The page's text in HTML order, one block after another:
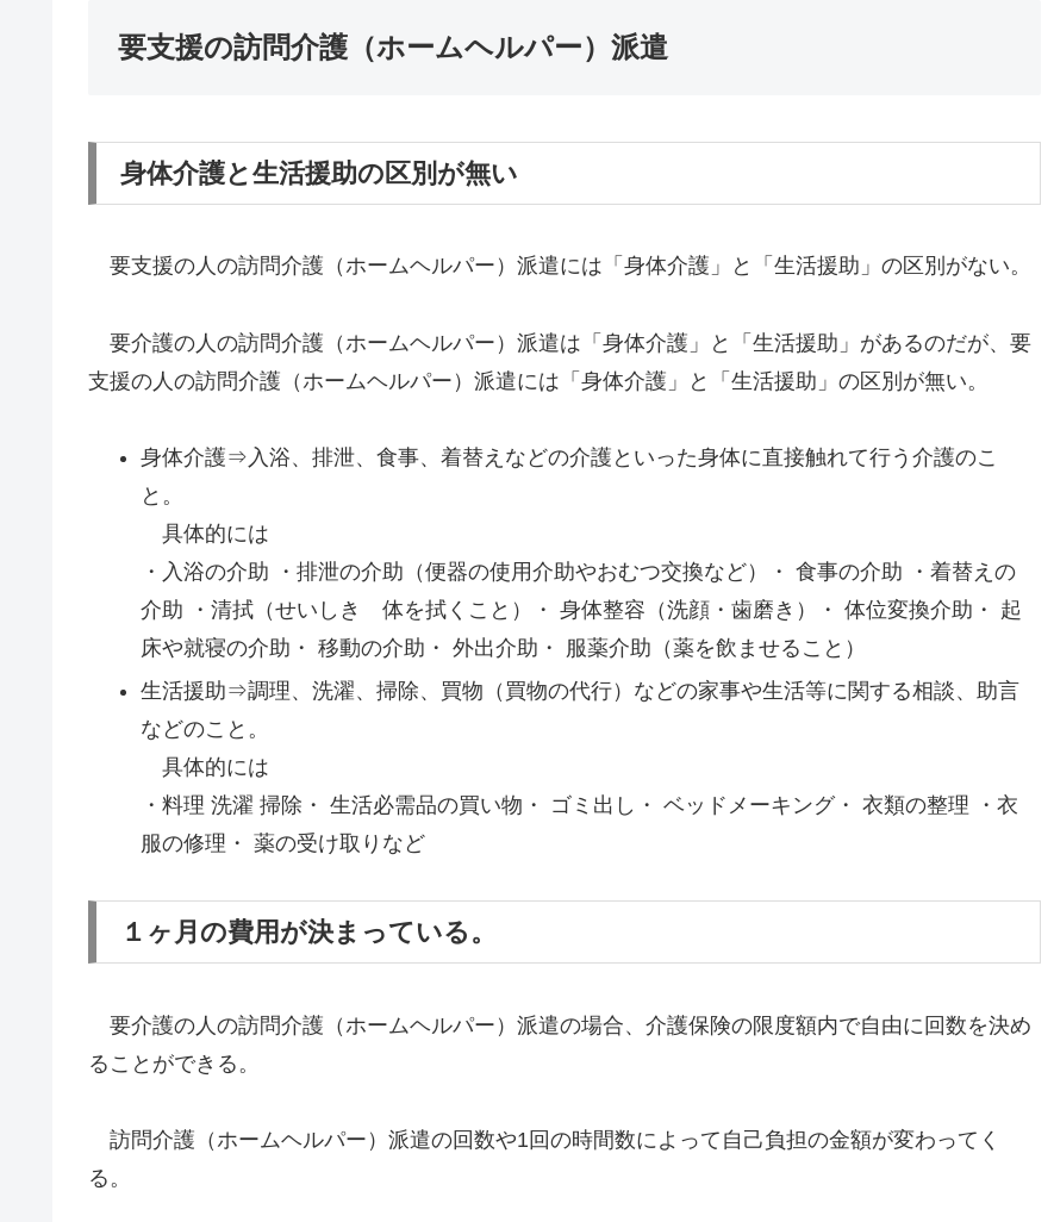
要支援の訪問介護（ホームヘルパー）派遣
身体介護と生活援助の区別が無い
要支援の人の訪問介護（ホームヘルパー）派遣には「身体介護」と「生活援助」の区別がない。
要介護の人の訪問介護（ホームヘルパー）派遣は「身体介護」と「生活援助」があるのだが、要
支援の人の訪問介護（ホームヘルパー）派遣には「身体介護」と「生活援助」の区別が無い。
身体介護⇒入浴、排泄、食事、着替えなどの介護といった身体に直接触れて行う介護のこ
と。
具体的には
・入浴の介助 ・排泄の介助（便器の使用介助やおむつ交換など）・ 食事の介助 ・着替えの
介助 ・清拭（せいしき 体を拭くこと）・ 身体整容（洗顔・歯磨き）・ 体位変換介助・ 起
床や就寝の介助・ 移動の介助・ 外出介助・ 服薬介助（薬を飲ませること）
生活援助⇒調理、洗濯、掃除、買物（買物の代行）などの家事や生活等に関する相談、助言
などのこと。
具体的には
・料理 洗濯 掃除・ 生活必需品の買い物・ ゴミ出し・ ベッドメーキング・ 衣類の整理 ・衣
服の修理・ 薬の受け取りなど
１ヶ月の費用が決まっている。
要介護の人の訪問介護（ホームヘルパー）派遣の場合、介護保険の限度額内で自由に回数を決め
ることができる。
訪問介護（ホームヘルパー）派遣の回数や1回の時間数によって自己負担の金額が変わってく
る。